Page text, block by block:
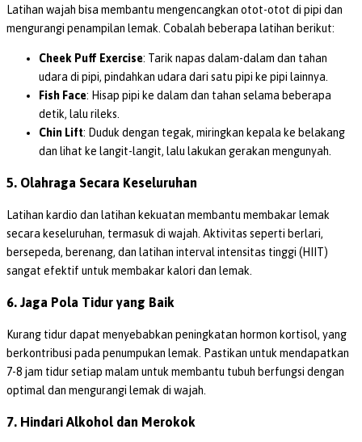
Latihan wajah bisa membantu mengencangkan otot-otot di pipi dan
mengurangi penampilan lemak. Cobalah beberapa latihan berikut:
Cheek Puff Exercise: Tarik napas dalam-dalam dan tahan
udara di pipi, pindahkan udara dari satu pipi ke pipi lainnya.
Fish Face: Hisap pipi ke dalam dan tahan selama beberapa
detik, lalu rileks.
Chin Lift: Duduk dengan tegak, miringkan kepala ke belakang
dan lihat ke langit-langit, lalu lakukan gerakan mengunyah.
5. Olahraga Secara Keseluruhan
Latihan kardio dan latihan kekuatan membantu membakar lemak
secara keseluruhan, termasuk di wajah. Aktivitas seperti berlari,
bersepeda, berenang, dan latihan interval intensitas tinggi (HIIT)
sangat efektif untuk membakar kalori dan lemak.
6. Jaga Pola Tidur yang Baik
Kurang tidur dapat menyebabkan peningkatan hormon kortisol, yang
berkontribusi pada penumpukan lemak. Pastikan untuk mendapatkan
7-8 jam tidur setiap malam untuk membantu tubuh berfungsi dengan
optimal dan mengurangi lemak di wajah.
7. Hindari Alkohol dan Merokok